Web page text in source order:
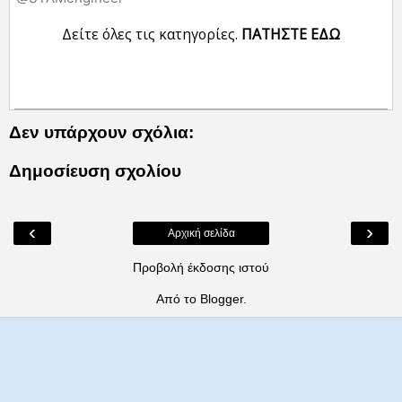
Δείτε όλες τις κατηγορίες. ΠΑΤΗΣΤΕ ΕΔΩ
Δεν υπάρχουν σχόλια:
Δημοσίευση σχολίου
‹ ›
Αρχική σελίδα
Προβολή έκδοσης ιστού
Από το Blogger.